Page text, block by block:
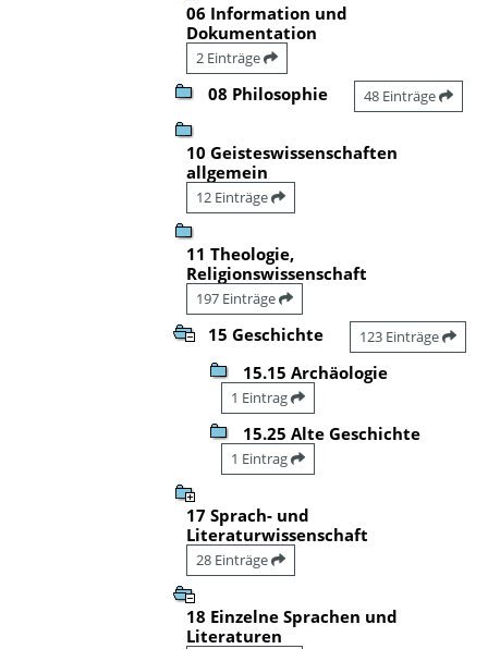
06 Information und
Dokumentation
2 Einträge
08 Philosophie 48 Einträge
10 Geisteswissenschaften
allgemein
12 Einträge
11 Theologie,
Religionswissenschaft
197 Einträge
15 Geschichte 123 Einträge
15.15 Archäologie
1 Eintrag
15.25 Alte Geschichte
1 Eintrag
17 Sprach- und
Literaturwissenschaft
28 Einträge
18 Einzelne Sprachen und
Literaturen